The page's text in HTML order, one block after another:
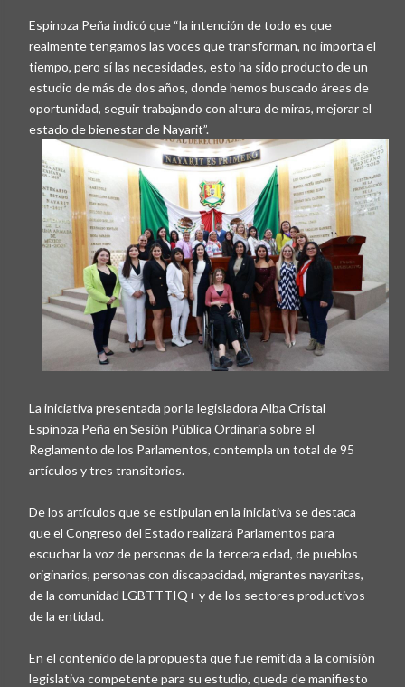
Espinoza Peña indicó que “la intención de todo es que
realmente tengamos las voces que transforman, no importa el
tiempo, pero sí las necesidades, esto ha sido producto de un
estudio de más de dos años, donde hemos buscado áreas de
oportunidad, seguir trabajando con altura de miras, mejorar el
estado de bienestar de Nayarit”.
La iniciativa presentada por la legisladora Alba Cristal
Espinoza Peña en Sesión Pública Ordinaria sobre el
Reglamento de los Parlamentos, contempla un total de 95
artículos y tres transitorios.
De los artículos que se estipulan en la iniciativa se destaca
que el Congreso del Estado realizará Parlamentos para
escuchar la voz de personas de la tercera edad, de pueblos
originarios, personas con discapacidad, migrantes nayaritas,
de la comunidad LGBTTTIQ+ y de los sectores productivos
de la entidad.
En el contenido de la propuesta que fue remitida a la comisión
legislativa competente para su estudio, queda de manifiesto